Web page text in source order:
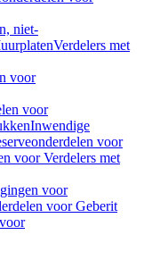
niet-
Verdelers met
voor
voor
Inwendige
voor
voor Verdelers met
voor
voor Geberit